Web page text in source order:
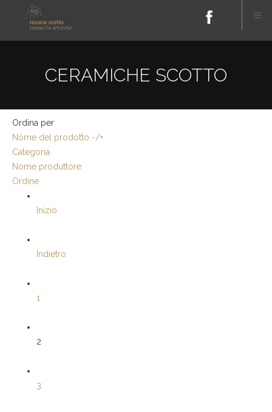
CERAMICHE SCOTTO
Ordina per
Nome del prodotto -/+
Categoria
Nome produttore
Ordine
Inizio
Indietro
1
2
3